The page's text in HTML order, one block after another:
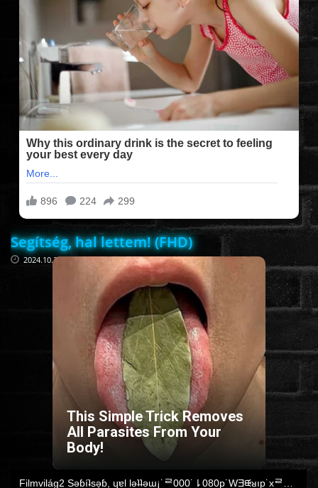
FILMEK (2025-ÖS)
FILMEK (2024-ES)
FILMEK (2023-AS)
FILMEK (2022-ES)
FELIRATOS FILMEK
AKCIÓ
Segítség, hal lettem! (FHD)
2024.10.25
This Simple Trick Removes
All Parasites From Your
Body!